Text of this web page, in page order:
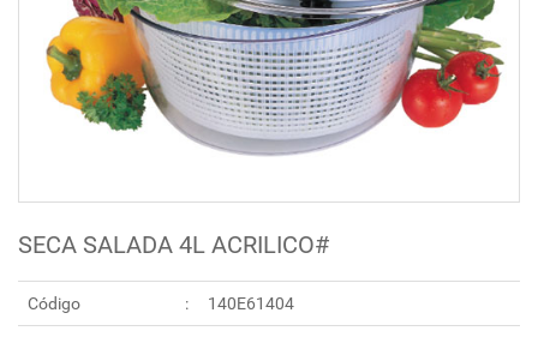
SECA SALADA 4L ACRILICO#
Código 140E61404